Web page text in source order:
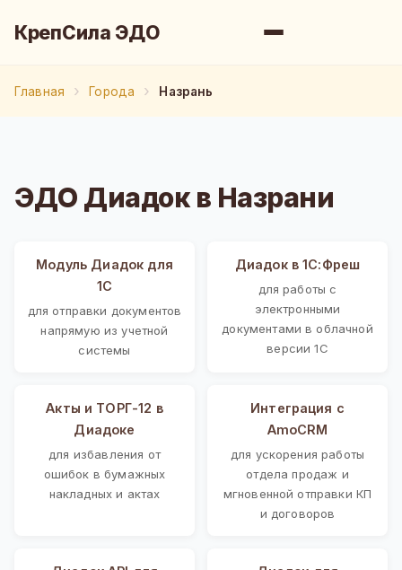
КрепСила ЭДО
Главная Города Назрань
ЭДО Диадок в Назрани
Модуль Диадок для
1С
для отправки документов
напрямую из учетной
системы
Диадок в 1С:Фреш
для работы с
электронными
документами в облачной
версии 1С
Акты и ТОРГ-12 в
Диадоке
для избавления от
ошибок в бумажных
накладных и актах
Интеграция с
AmoCRM
для ускорения работы
отдела продаж и
мгновенной отправки КП
и договоров